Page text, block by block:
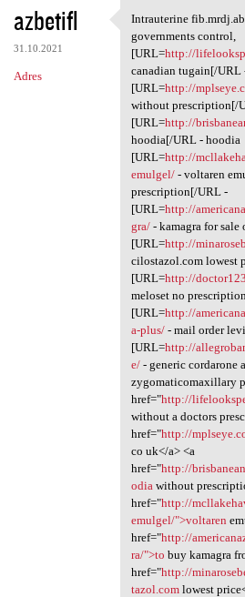
azbetifl
31.10.2021
Adres
Intrauterine
Intrauterine
governments control,
[URL=http://
canadian tugain[/URL
[URL=http://
without prescription[/
[URL=http://
hoodia[/URL - hoodia
[URL=http://
emulgel/- voltaren
prescription[/URL -
[URL=http://
gra/- kamagra for
[URL=http://
cilostazol.com lowest
[URL=http://
meloset no
[URL=http://
a-plus/- mail order
[URL=http://
e/- generic cordarone
zygomaticomaxillary
href="http://
without a doctors
href="http://
co uk</a> <a
href="http://
odia without
href="http://
emulgel/">voltaren
href="http://
ra/">to buy kamagra
href="http://
tazol.comlowest